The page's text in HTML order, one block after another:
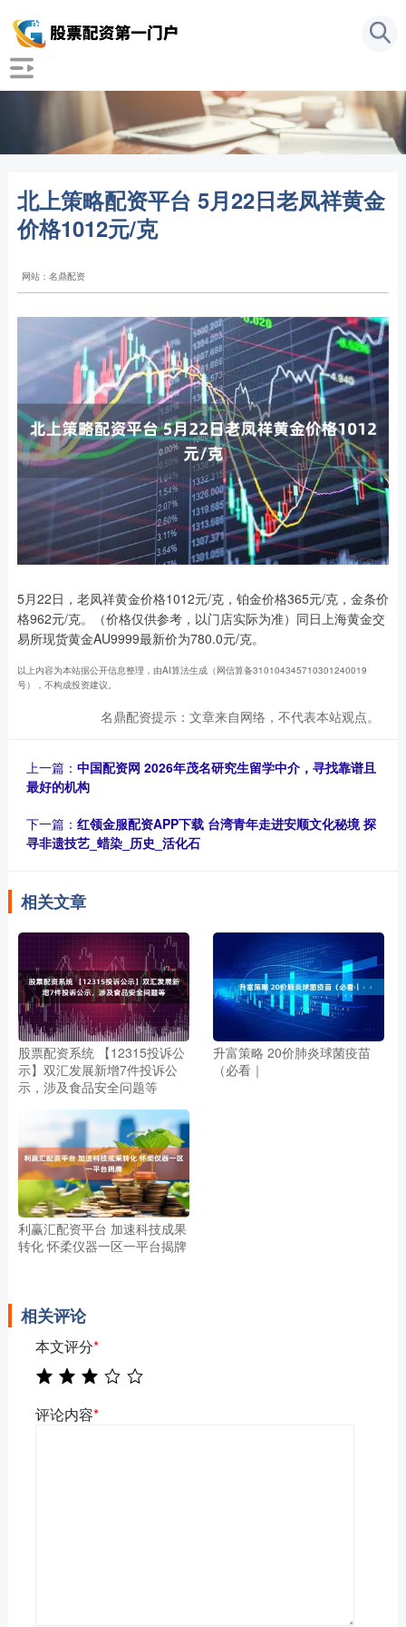
北上策略配资平台 5月22日老凤祥黄金
价格1012元/克
网站：名鼎配资
5月22日，老凤祥黄金价格1012元/克，铂金价格365元/克，金条价
格962元/克。（价格仅供参考，以门店实际为准）同日上海黄金交
易所现货黄金AU9999最新价为780.0元/克。
以上内容为本站据公开信息整理，由AI算法生成（网信算备310104345710301240019
号），不构成投资建议。
名鼎配资提示：文章来自网络，不代表本站观点。
上一篇： 中国配资网 2026年茂名研究生留学中介，寻找靠谱且
最好的机构
下一篇： 红领金服配资APP下载 台湾青年走进安顺文化秘境 探
寻非遗技艺_蜡染_历史_活化石
相关文章
股票配资系统 【12315投诉公
示】双汇发展新增7件投诉公
示，涉及食品安全问题等
升富策略 20价肺炎球菌疫苗
（必看｜
利赢汇配资平台 加速科技成果
转化 怀柔仪器一区一平台揭牌
相关评论
本文评分*
评论内容*